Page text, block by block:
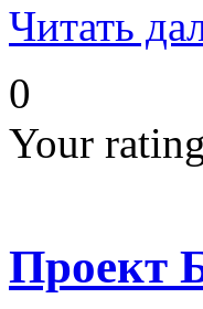
Читать
0
Your
Проект